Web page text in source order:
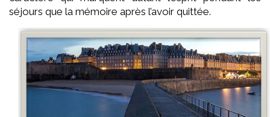
séjours que la mémoire après l’avoir quittée.